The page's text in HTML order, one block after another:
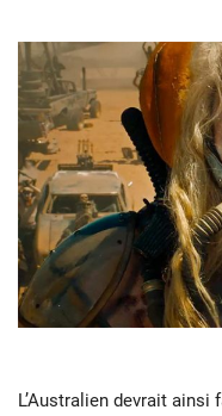
L’Australien devrait